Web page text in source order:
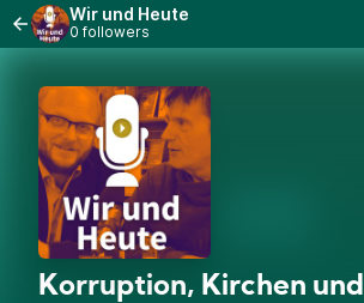
Wir und Heute
0 followers
Korruption, Kirchen und